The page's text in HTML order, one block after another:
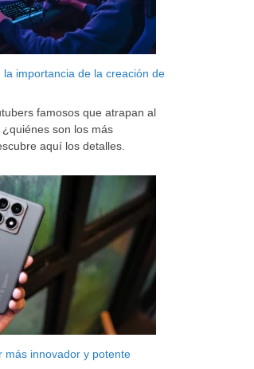
la importancia de la creación de
famosos que atrapan al
son los más
aquí los detalles.
más innovador y potente